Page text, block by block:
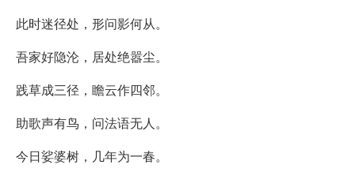
此时迷径处，形问影何从。
吾家好隐沦，居处绝嚣尘。
践草成三径，瞻云作四邻。
助歌声有鸟，问法语无人。
今日娑婆树，几年为一春。